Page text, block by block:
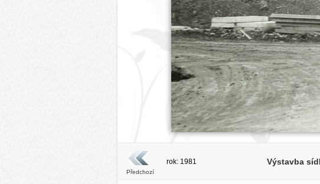
Předchozí
rok: 1981 Výstavba